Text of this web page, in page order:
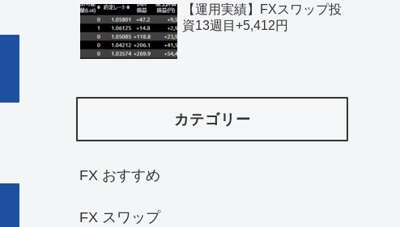
【運用実績】FXスワップ投
資13週目+5,412円
カテゴリー
FX おすすめ
FX スワップ